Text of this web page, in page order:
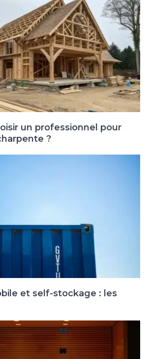
un professionnel pour
?
et self-stockage : les